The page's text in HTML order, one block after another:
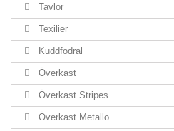
Tavlor
Texilier
Kuddfodral
Överkast
Överkast Stripes
Överkast Metallo